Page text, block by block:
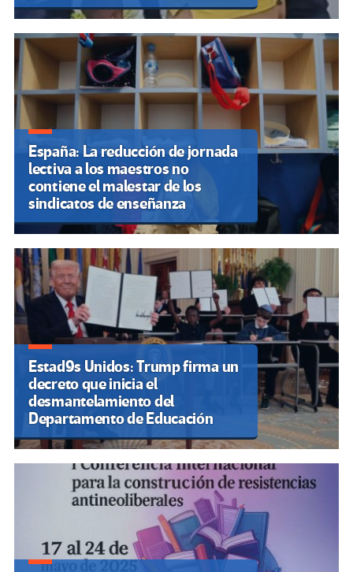
España: La reducción de jornada
lectiva a los maestros no
contiene el malestar de los
sindicatos de enseñanza
Estad9s Unidos: Trump firma un
decreto que inicia el
desmantelamiento del
Departamento de Educación